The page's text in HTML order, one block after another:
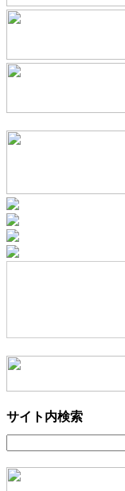
サイト内検索